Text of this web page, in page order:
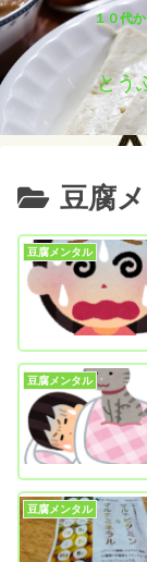
１０代
とう
豆腐
豆腐メンタル
豆腐メンタル
豆腐メンタル